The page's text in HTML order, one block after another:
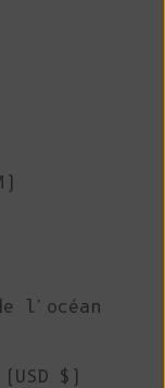
l'océan
$)